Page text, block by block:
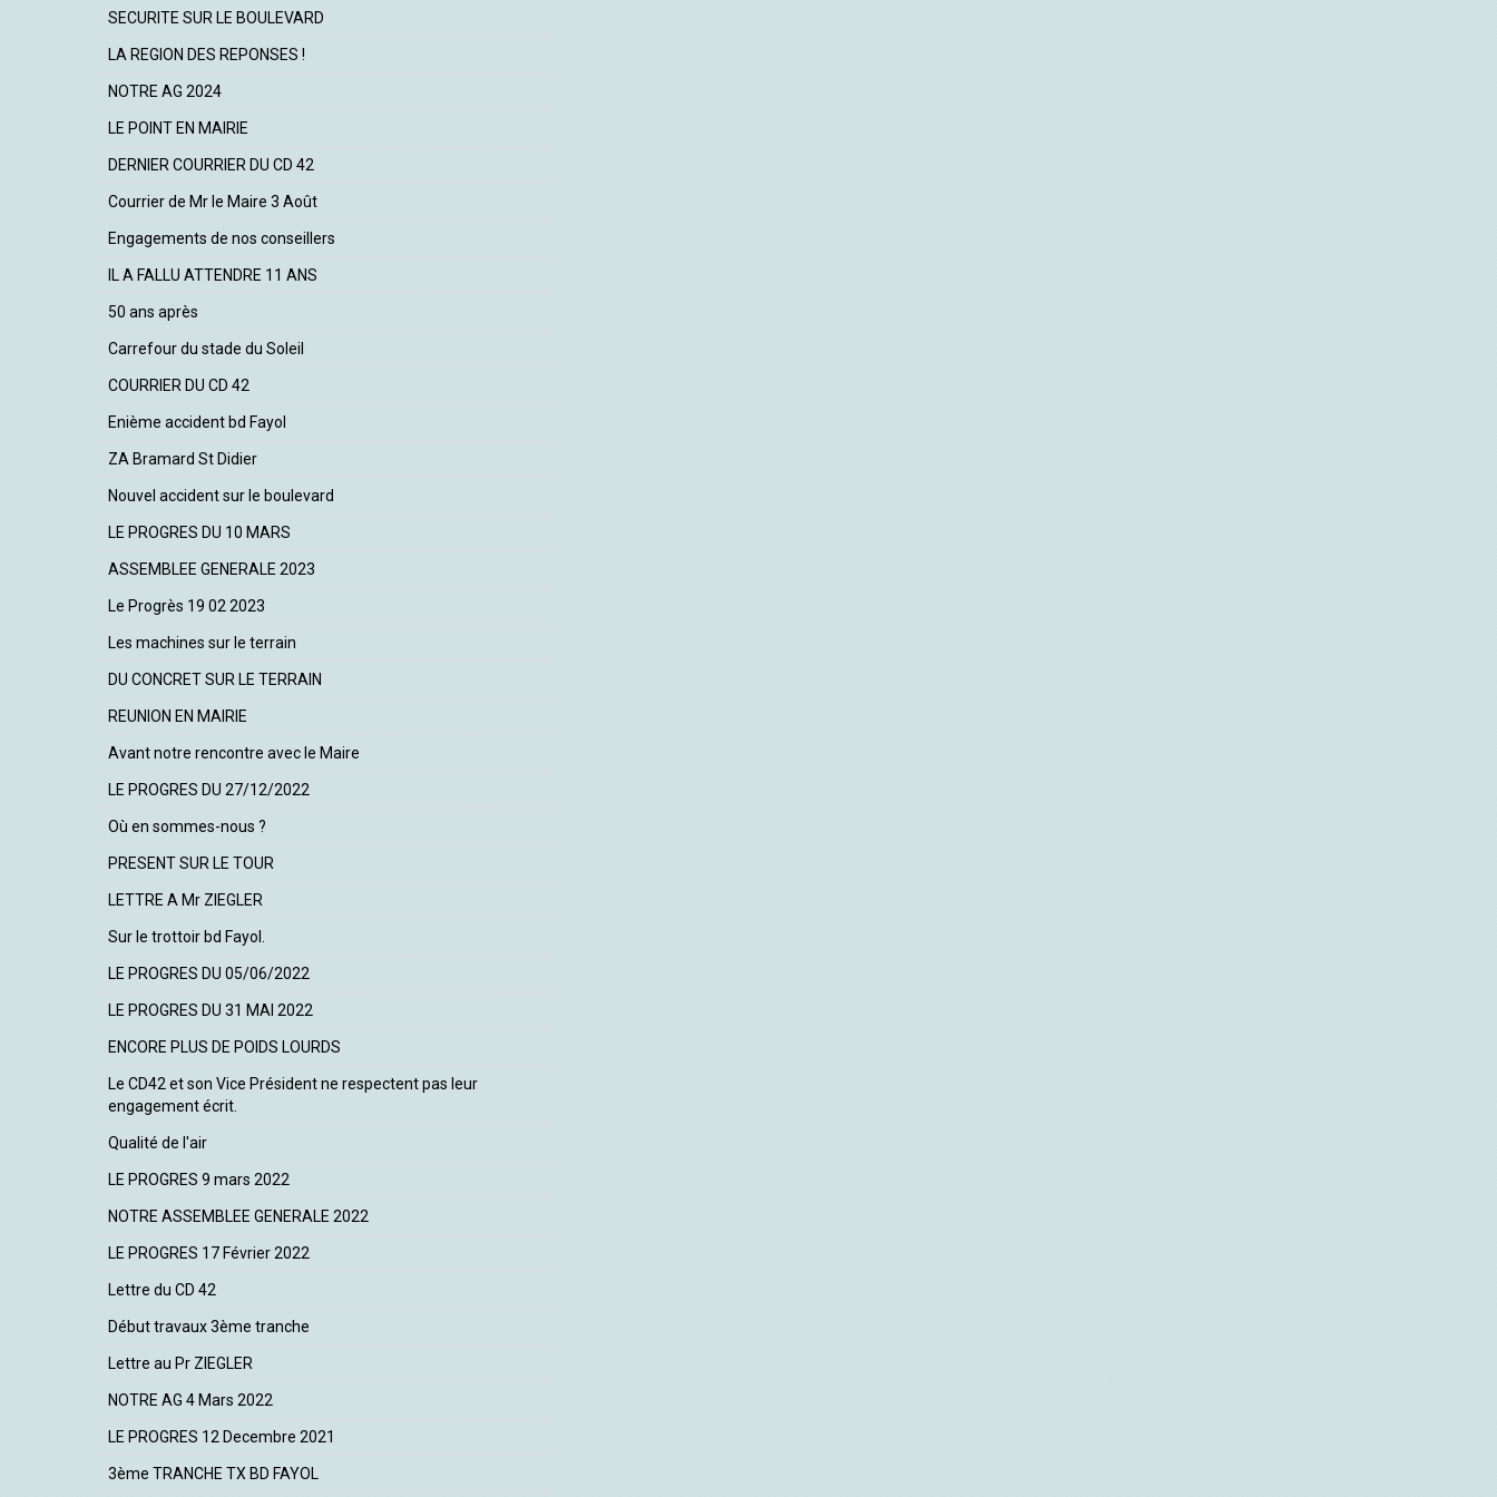
SECURITE SUR LE BOULEVARD
LA REGION DES REPONSES !
NOTRE AG 2024
LE POINT EN MAIRIE
DERNIER COURRIER DU CD 42
Courrier de Mr le Maire 3 Août
Engagements de nos conseillers
IL A FALLU ATTENDRE 11 ANS
50 ans après
Carrefour du stade du Soleil
COURRIER DU CD 42
Enième accident bd Fayol
ZA Bramard St Didier
Nouvel accident sur le boulevard
LE PROGRES DU 10 MARS
ASSEMBLEE GENERALE 2023
Le Progrès 19 02 2023
Les machines sur le terrain
DU CONCRET SUR LE TERRAIN
REUNION EN MAIRIE
Avant notre rencontre avec le Maire
LE PROGRES DU 27/12/2022
Où en sommes-nous ?
PRESENT SUR LE TOUR
LETTRE A Mr ZIEGLER
Sur le trottoir bd Fayol.
LE PROGRES DU 05/06/2022
LE PROGRES DU 31 MAI 2022
ENCORE PLUS DE POIDS LOURDS
Le CD42 et son Vice Président ne respectent pas leur
engagement écrit.
Qualité de l'air
LE PROGRES 9 mars 2022
NOTRE ASSEMBLEE GENERALE 2022
LE PROGRES 17 Février 2022
Lettre du CD 42
Début travaux 3ème tranche
Lettre au Pr ZIEGLER
NOTRE AG 4 Mars 2022
LE PROGRES 12 Decembre 2021
3ème TRANCHE TX BD FAYOL